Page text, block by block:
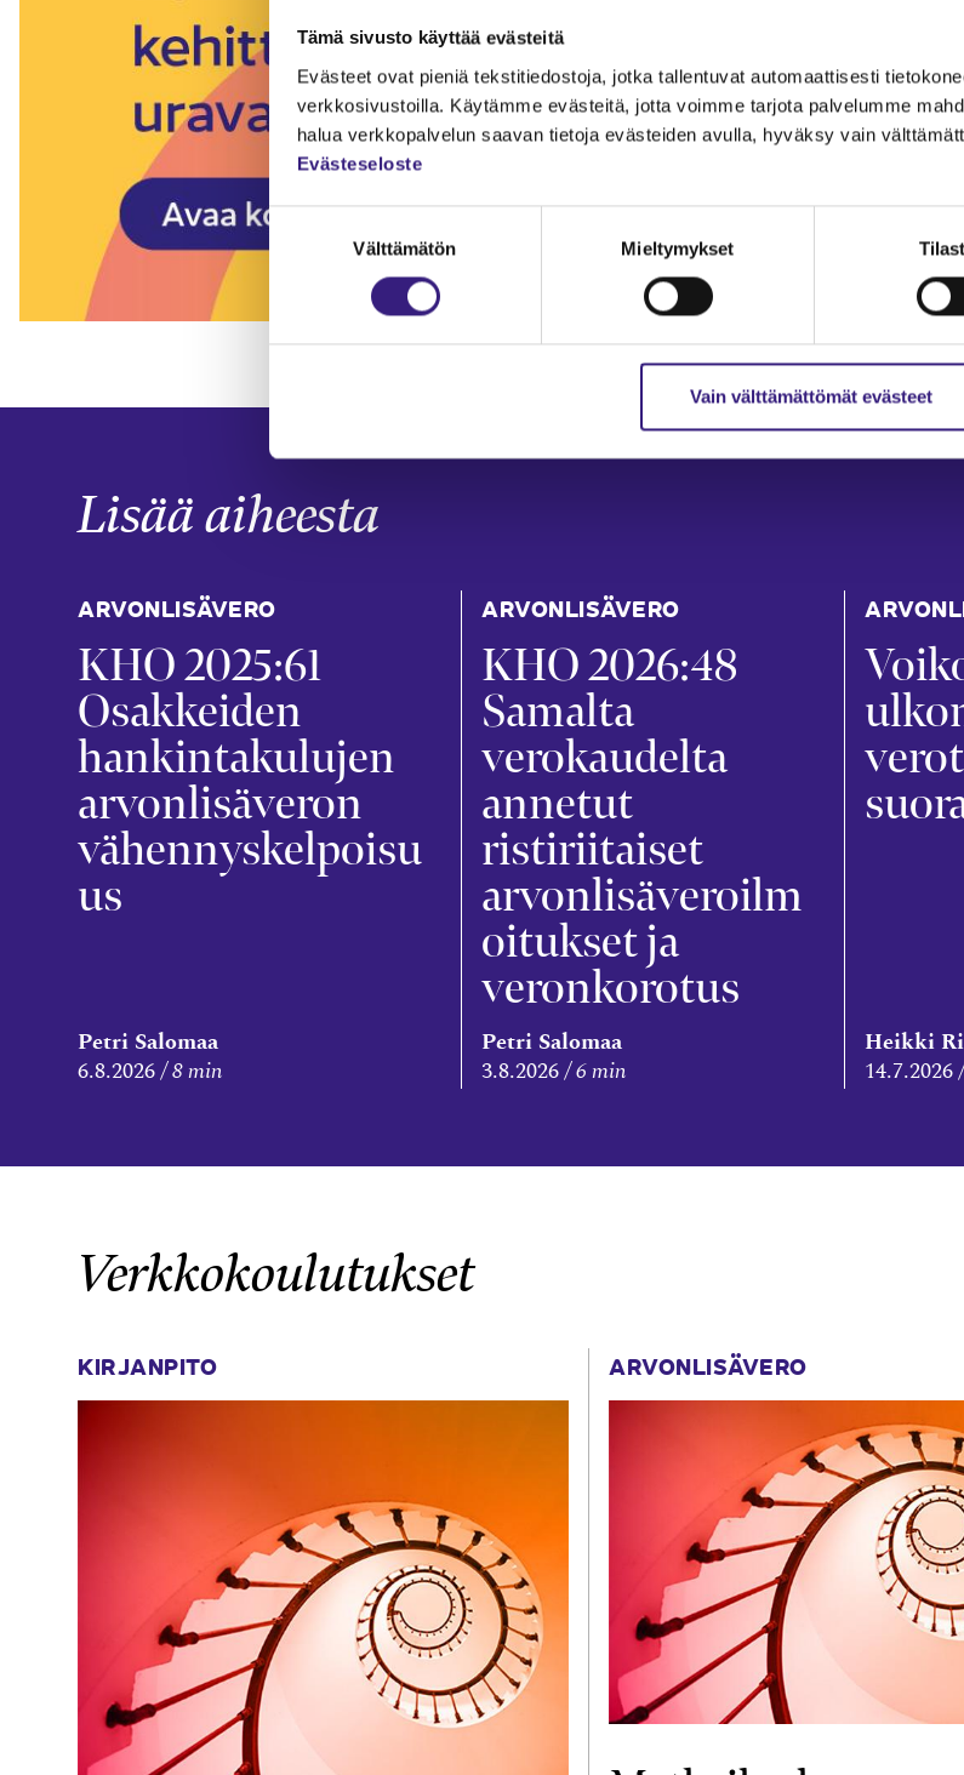
Tämä sivusto käyttää evästeitä
Evästeet ovat pieniä tekstitiedostoja, jotka tallentuvat automaattisesti
verkkosivustoilla. Käytämme evästeitä, jotta voimme tarjota palvelumme
halua verkkopalvelun saavan tietoja evästeiden avulla, hyväksy vain
Evästeseloste
Suostumuksen
valinta
Välttämätön Mieltymykset
Vain välttämättömät evästeet
Lisää aiheesta
ARVONLISÄVERO
KHO 2025:61
Osakkeiden
hankintakulujen
arvonlisäveron
vähennyskelpoisu
us
Petri Salomaa
6.8.2026 8 min
ARVONLISÄVERO
KHO 2026:48
Samalta
verokaudelta
annetut
ristiriitaiset
arvonlisäveroilm
oitukset ja
veronkorotus
Petri Salomaa
3.8.2026 6 min
Heikki
14.7.2026
Verkkokoulutukset
KIRJANPITO ARVONLISÄVERO